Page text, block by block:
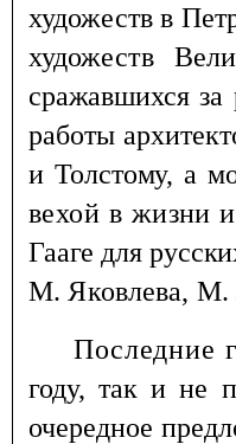
художеств в
художеств
сражавшихся за
работы архитек
и Толстому, а
вехой в жизни
Гааге для
М. Яковлева,
Последние
году, так и не
очередное